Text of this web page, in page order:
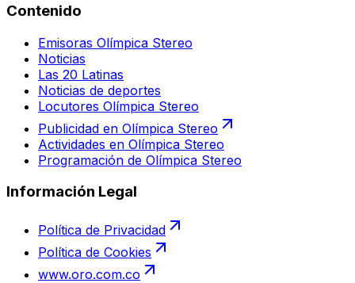
Contenido
Emisoras Olímpica Stereo
Noticias
Las 20 Latinas
Noticias de deportes
Locutores Olímpica Stereo
Publicidad en Olímpica Stereo
Actividades en Olímpica Stereo
Programación de Olímpica Stereo
Información Legal
Política de Privacidad
Política de Cookies
www.oro.com.co